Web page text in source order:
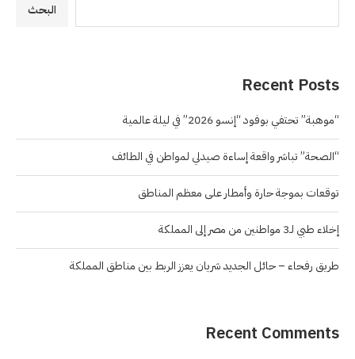
البحث
Recent Posts
“موهبة” تحتفي بوفود “إنسو 2026” في ليلة عالمية
“الصحة” تباشر واقعة إساءة صيدلي لمواطن في الطائف
توقعات بموجة حارة وأمطار على معظم المناطق
إخلاء طبي لـ3 مواطنين من مصر إلى المملكة
طريق رفحاء – حائل الجديد شريان يعزز الربط بين مناطق المملكة
Recent Comments